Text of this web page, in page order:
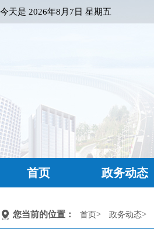
今天是 2026年8月7日 星期五
首页 政务动态
您当前的位置： 首页> 政务动态>